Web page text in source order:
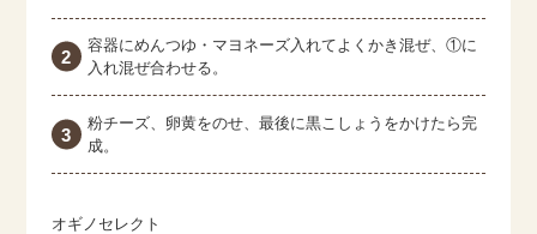
容器にめんつゆ・マヨネーズ入れてよくかき混ぜ、①に
入れ混ぜ合わせる。
粉チーズ、卵黄をのせ、最後に黒こしょうをかけたら完
成。
オギノセレクト